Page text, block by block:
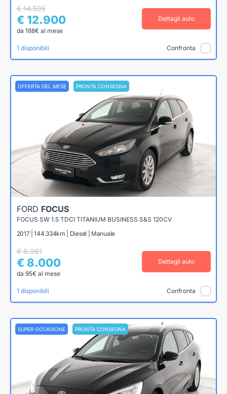
€ 14.595
€ 12.900
da 188€ al mese
Dettagli auto
1 disponibili Confronta
OFFERTA DEL MESE PRONTA CONSEGNA
FORD FOCUS
FOCUS SW 1.5 TDCI TITANIUM BUSINESS S&S 120CV
2017 | 144.334km | Diesel | Manuale
€ 8.961
€ 8.000
da 95€ al mese
Dettagli auto
1 disponibili Confronta
SUPER OCCASIONE PRONTA CONSEGNA